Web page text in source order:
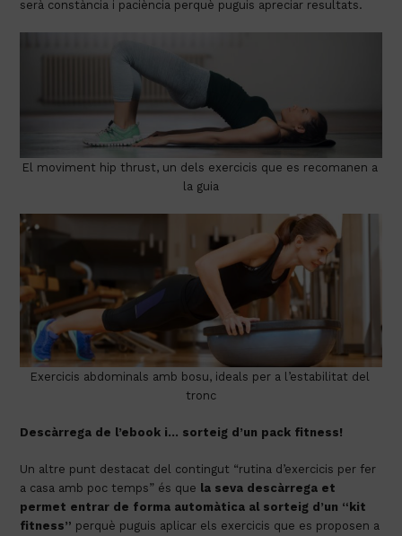
serà constància i paciència perquè puguis apreciar resultats.
El moviment hip thrust, un dels exercicis que es recomanen a
la guia
Exercicis abdominals amb bosu, ideals per a l’estabilitat del
tronc
Descàrrega de l’ebook i… sorteig d’un pack fitness!
Un altre punt destacat del contingut “rutina d’exercicis per fer
a casa amb poc temps” és que la seva descàrrega et
permet entrar de forma automàtica al sorteig d’un “kit
fitness” perquè puguis aplicar els exercicis que es proposen a